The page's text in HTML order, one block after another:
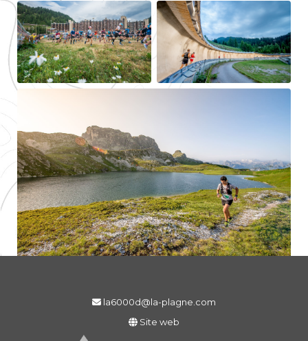
la6000d@la-plagne.com
Site web